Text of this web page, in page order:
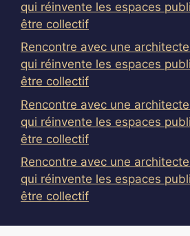
qui réinvente les espaces
être collectif
Rencontre avec une
qui réinvente les espaces
être collectif
Rencontre avec une
qui réinvente les espaces
être collectif
Rencontre avec une
qui réinvente les espaces
être collectif